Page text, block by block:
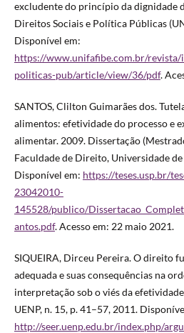
excludente do princípio da dignidade
Direitos Sociais e Política Públicas
Disponível em:
https://www.unifafibe.com.br/
politicas-pub/article/view/36/pdf.
SANTOS, Clilton Guimarães dos.
alimentos: efetividade do processo e
alimentar. 2009. Dissertação
Faculdade de Direito, Universidade de
Disponível em: https://teses.usp.br/
23042010-
145528/publico/
antos.pdf. Acesso em: 22 maio 2021.
SIQUEIRA, Dirceu Pereira. O direito
adequada e suas consequências na
interpretação sob o viés da
UENP, n. 15, p. 41–57, 2011.
http://seer.uenp.edu.br/index.php/